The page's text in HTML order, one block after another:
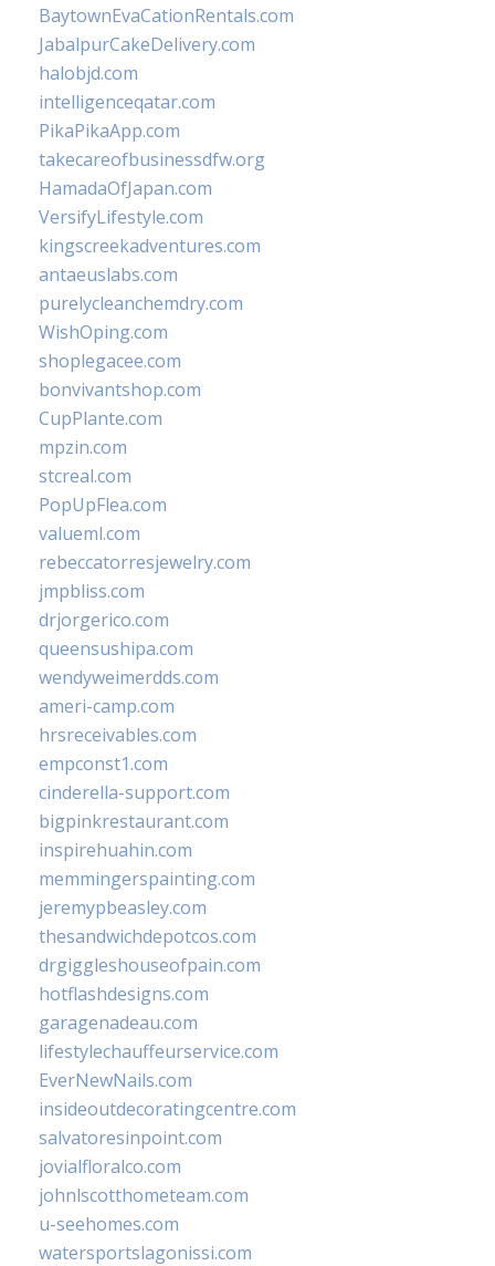
BaytownEvaCationRentals.com
JabalpurCakeDelivery.com
halobjd.com
intelligenceqatar.com
PikaPikaApp.com
takecareofbusinessdfw.org
HamadaOfJapan.com
VersifyLifestyle.com
kingscreekadventures.com
antaeuslabs.com
purelycleanchemdry.com
WishOping.com
shoplegacee.com
bonvivantshop.com
CupPlante.com
mpzin.com
stcreal.com
PopUpFlea.com
valueml.com
rebeccatorresjewelry.com
jmpbliss.com
drjorgerico.com
queensushipa.com
wendyweimerdds.com
ameri-camp.com
hrsreceivables.com
empconst1.com
cinderella-support.com
bigpinkrestaurant.com
inspirehuahin.com
memmingerspainting.com
jeremypbeasley.com
thesandwichdepotcos.com
drgiggleshouseofpain.com
hotflashdesigns.com
garagenadeau.com
lifestylechauffeurservice.com
EverNewNails.com
insideoutdecoratingcentre.com
salvatoresinpoint.com
jovialfloralco.com
johnlscotthometeam.com
u-seehomes.com
watersportslagonissi.com